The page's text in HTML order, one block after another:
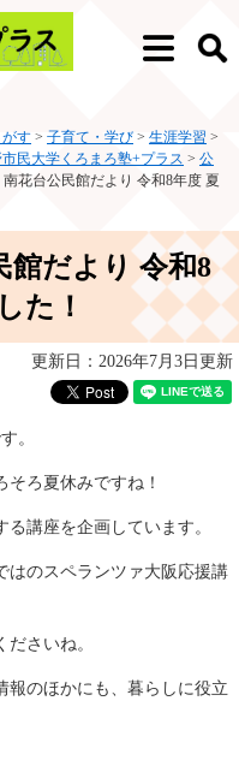
メ
検
す > 子育て・学び > 生涯学習 >
民大学くろまろ塾+プラス > 公
南花台公民館だより 令和8年度 夏
館だより 令和8
た！
更新日：2026年7月3日更新
。
ろ夏休みですね！
講座を企画しています。
はのスペランツァ大阪応援講
さいね。
報のほかにも、暮らしに役立